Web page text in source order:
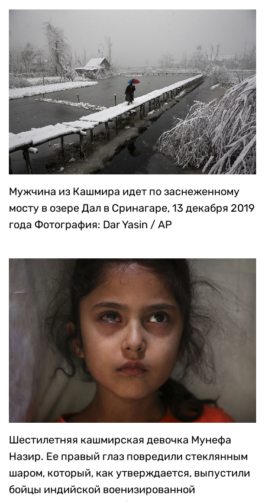
Мужчина из Кашмира идет по заснеженному
мосту в озере Дал в Сринагаре, 13 декабря 2019
года Фотография: Dar Yasin / AP
Шестилетняя кашмирская девочка Мунефа
Назир. Ее правый глаз повредили стеклянным
шаром, который, как утверждается, выпустили
бойцы индийской военизированной